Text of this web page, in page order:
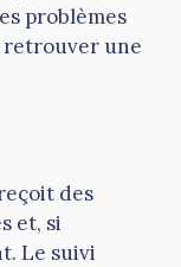
problèmes
retrouver une
des
et, si
Le suivi